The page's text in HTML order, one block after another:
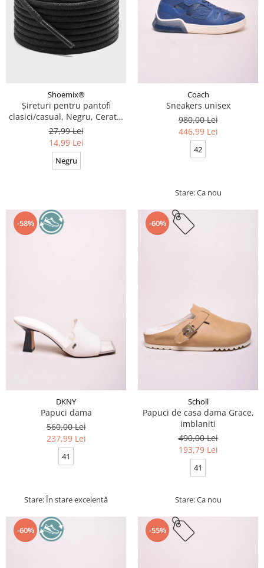
Shoemix®
Șireturi pentru pantofi
clasici/casual, Negru, Cerate,
Calitate premium, 110 cm x
0.3 cm
27,99 Lei
14,99 Lei
Negru
Coach
Sneakers unisex
980,00 Lei
446,99 Lei
42
Stare: Ca nou
-58%
DKNY
Papuci dama
560,00 Lei
237,99 Lei
41
Stare: În stare excelentă
-60%
Scholl
Papuci de casa dama Grace,
imblaniti
490,00 Lei
193,79 Lei
41
Stare: Ca nou
-60% -55%